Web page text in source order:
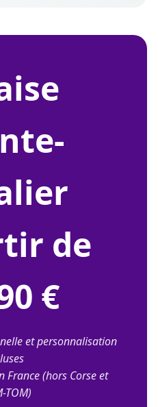
de
€
et personnalisation
(hors Corse et
TOM)